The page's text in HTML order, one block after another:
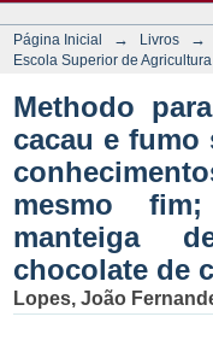
de
Página Inicial → Livros →
Escola Superior de
Methodo
cacau e fumo
mesmo
manteiga
chocolate de
Lopes, João